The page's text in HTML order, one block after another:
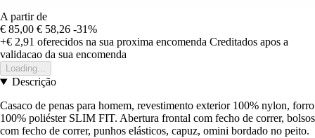
A partir de
€ 85,00 € 58,26 -31%
+€ 2,91 oferecidos na sua proxima encomenda Creditados apos a
validacao da sua encomenda
Loading...
Descrição
Casaco de penas para homem, revestimento exterior 100% nylon, forro
100% poliéster SLIM FIT. Abertura frontal com fecho de correr, bolsos
com fecho de correr, punhos elásticos, capuz, omini bordado no peito.